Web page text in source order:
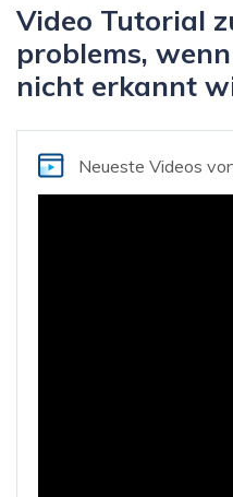
Video Tutorial
problems,
nicht erkannt
Neueste Videos